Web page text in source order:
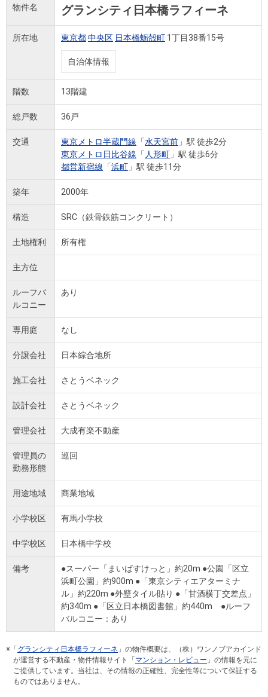
物件名 グランシティ日本橋ラフィーネ
所在地 東京都中央区 日本橋蛎殻町 1丁目38番15号
自治体情報
階数 13階建
総戸数 36戸
交通 東京メトロ半蔵門線 「水天宮前 」駅 徒歩2分
東京メトロ日比谷線 「 人形町 」駅 徒歩6分
都営新宿線 「浜町 」駅 徒歩11分
築年 2000年
構造 SRC（鉄骨鉄筋コンクリート）
土地権利 所有権
主方位
ルーフバ
ルコニー
あり
専用庭 なし
分譲会社 日本綜合地所
施工会社 さとうベネック
設計会社 さとうベネック
管理会社 大成有楽不動産
管理員の
勤務形態
巡回
用途地域 商業地域
小学校区 有馬小学校
中学校区 日本橋中学校
備考
●スーパー「まいばすけっと」約20m ●公園「区立
浜町公園」約900m ●「東京シティエアターミナ
ル」約220m ●外壁タイル貼り ●「甘酒横丁交差点」
約340m ●「区立日本橋図書館」約440m ●ルーフ
バルコニー：あり
※「 グランシティ日本橋ラフィーネ 」の物件概要は、（株）ワンノブアカインド
が運営する不動産・物件情報サイト「 マンション・レビュー 」の情報を元に
ご提供しています。当社は、その情報の正確性、完全性等について保証する
ものではありません。